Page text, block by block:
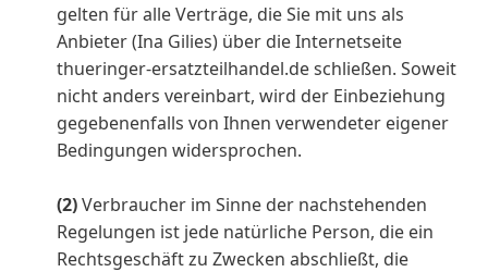
gelten für alle Verträge, die Sie mit uns als
Anbieter (Ina Gilies) über die Internetseite
thueringer-ersatzteilhandel.de schließen. Soweit
nicht anders vereinbart, wird der Einbeziehung
gegebenenfalls von Ihnen verwendeter eigener
Bedingungen widersprochen.
(2)Verbraucher im Sinne der nachstehenden
Regelungen ist jede natürliche Person, die ein
Rechtsgeschäft zu Zwecken abschließt, die